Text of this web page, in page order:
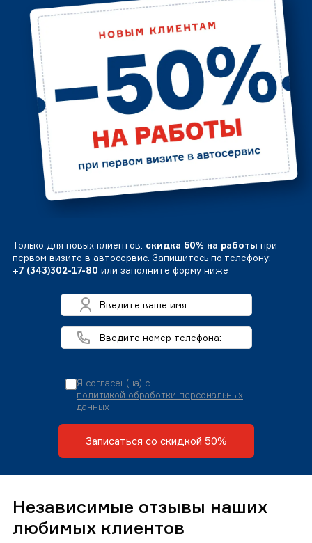
Только для новых клиентов: скидка 50% на работы при
первом визите в автосервис. Запишитесь по телефону:
+7 (343)302-17-80 или заполните форму ниже
Я согласен(на) с
политикой обработки персональных
данных
Записаться со скидкой 50%
Независимые отзывы наших
любимых клиентов